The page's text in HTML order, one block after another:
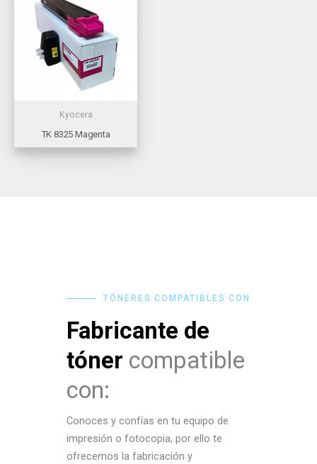
Kyocera
TK 8325 Magenta
TÓNERES COMPATIBLES CON
Fabricante de
tóner compatible
con:
Conoces y confías en tu equipo de
impresión o fotocopia, por ello te
ofrecemos la fabricación y